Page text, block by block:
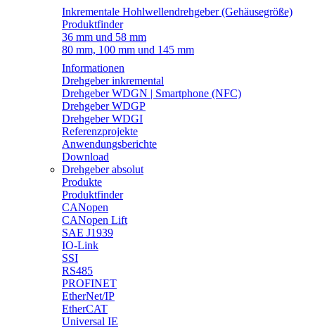
Inkrementale Hohlwellendrehgeber (Gehäusegröße)
Produktfinder
36 mm und 58 mm
80 mm, 100 mm und 145 mm
Informationen
Drehgeber inkremental
Drehgeber WDGN | Smartphone (NFC)
Drehgeber WDGP
Drehgeber WDGI
Referenzprojekte
Anwendungsberichte
Download
Drehgeber absolut
Produkte
Produktfinder
CANopen
CANopen Lift
SAE J1939
IO-Link
SSI
RS485
PROFINET
EtherNet/IP
EtherCAT
Universal IE